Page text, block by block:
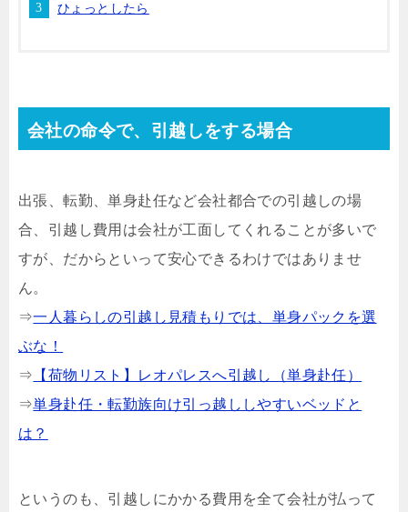
ひょっとしたら
会社の命令で、引越しをする場合
出張、転勤、単身赴任など会社都合での引越しの場
合、引越し費用は会社が工面してくれることが多いで
すが、だからといって安心できるわけではありませ
ん。
⇒一人暮らしの引越し見積もりでは、単身パックを選
ぶな！
⇒ 【荷物リスト】レオパレスへ引越し（単身赴任）
⇒単身赴任・転勤族向け引っ越ししやすいベッドと
は？
というのも、引越しにかかる費用を全て会社が払って